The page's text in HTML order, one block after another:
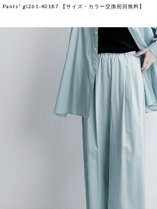
Pants” gl261-40187 【サイズ・カラー交換初回無料】